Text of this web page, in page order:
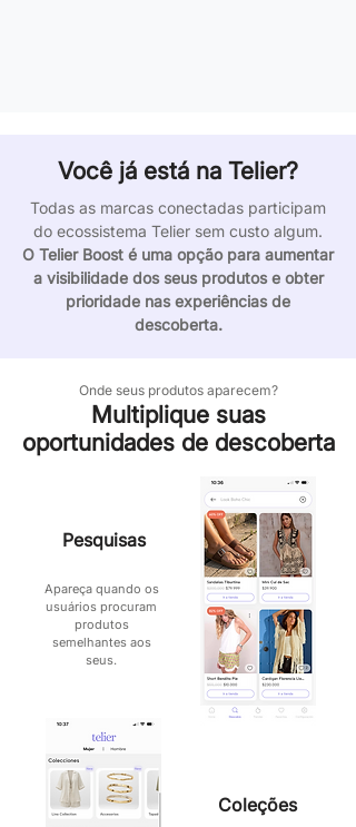
Você já está na Telier?
Todas as marcas conectadas participam
do ecossistema Telier sem custo algum.
O Telier Boost é uma opção para aumentar
a visibilidade dos seus produtos e obter
prioridade nas experiências de
descoberta.
Onde seus produtos aparecem?
Multiplique suas
oportunidades de descoberta
Pesquisas
Apareça quando os
usuários procuram
produtos
semelhantes aos
seus.
Coleções